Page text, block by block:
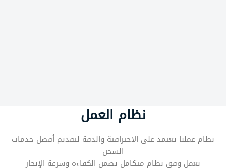
نظام العمل
نظام عملنا يعتمد على الاحترافية والدقة لتقديم أفضل خدمات
الشحن
نعمل وفق نظام متكامل يضمن الكفاءة وسرعة الإنجاز